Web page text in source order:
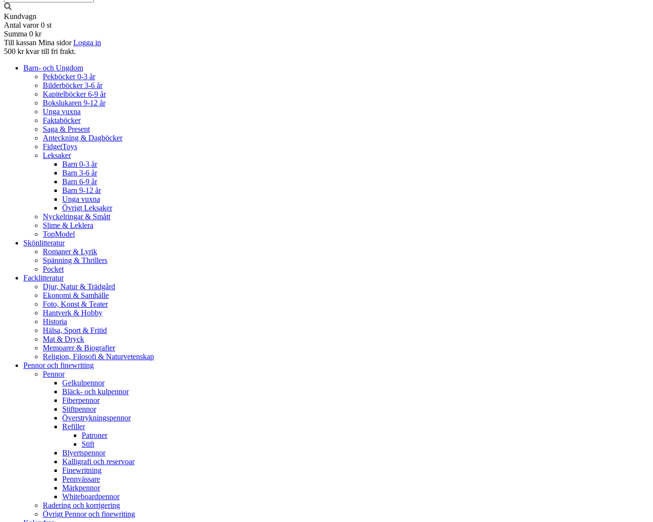
Kundvagn
Antal varor 0 st
Summa 0 kr
Till kassan Mina sidor Logga in
500 kr kvar till fri frakt.
Barn- och Ungdom
Pekböcker 0-3 år
Bilderböcker 3-6 år
Kapitelböcker 6-9 år
Bokslukaren 9-12 år
Unga vuxna
Faktaböcker
Saga & Present
Anteckning & Dagböcker
FidgetToys
Leksaker
Barn 0-3 år
Barn 3-6 år
Barn 6-9 år
Barn 9-12 år
Unga vuxna
Övrigt Leksaker
Nyckelringar & Smått
Slime & Leklera
TopModel
Skönlitteratur
Romaner & Lyrik
Spänning & Thrillers
Pocket
Facklitteratur
Djur, Natur & Trädgård
Ekonomi & Samhälle
Foto, Konst & Teater
Hantverk & Hobby
Historia
Hälsa, Sport & Fritid
Mat & Dryck
Memoarer & Biografier
Religion, Filosofi & Naturvetenskap
Pennor och finewriting
Pennor
Gelkulpennor
Bläck- och kulpennor
Fiberpennor
Stiftpennor
Överstrykningspennor
Refiller
Patroner
Stift
Blyertspennor
Kalligrafi och reservoar
Finewritning
Pennvässare
Märkpennor
Whiteboardpennor
Radering och korrigering
Övrigt Pennor och finewriting